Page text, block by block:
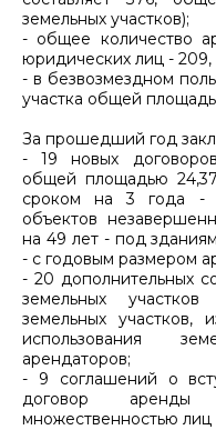
земельных участков);
- общее количество
юридических лиц - 209,
- в безвозмездном
участка общей
За прошедший год
- 19 новых
общей площадью
сроком на 3 года -
объектов
на 49 лет - под
- с годовым размером
- 20 дополнительных
земельных
земельных участков,
использования
арендаторов;
- 9 соглашений о
договор аренды
множественностью лиц